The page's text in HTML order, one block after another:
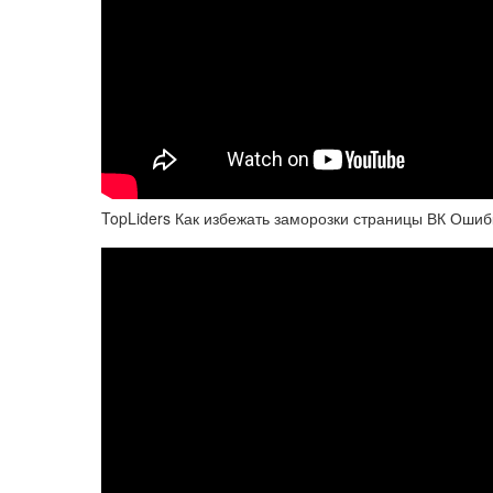
TopLiders Как избежать заморозки страницы ВК